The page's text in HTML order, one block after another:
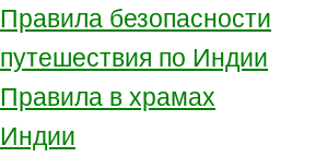
Правила безопасности
путешествия по Индии
Правила в храмах
Индии